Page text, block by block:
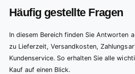
Häufig gestellte Fragen
In diesem Bereich finden Sie Antworten
zu Lieferzeit, Versandkosten,
Kundenservice. So erhalten Sie alle
Kauf auf einen Blick.